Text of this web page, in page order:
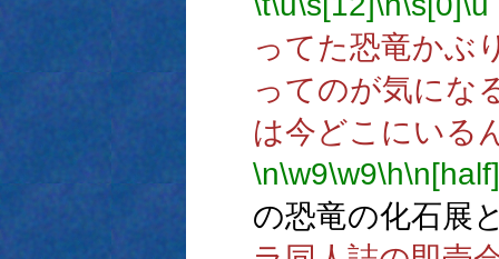
ってた恐竜かぶ
ってのが気にな
は今どこにいる
\n\w9\w9\h\n[half]
の恐竜の化石展